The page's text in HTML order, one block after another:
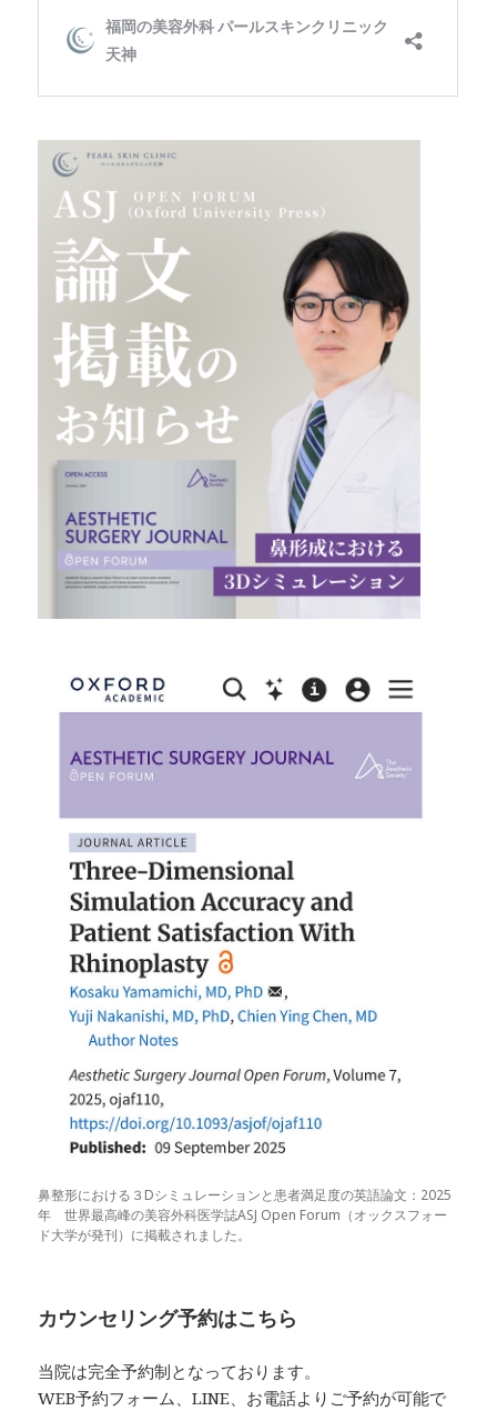
鼻整形における３Dシミュレーションと患者満足度の英語論文：2025
年 世界最高峰の美容外科医学誌ASJ Open Forum（オックスフォー
ド大学が発刊）に掲載されました。
カウンセリング予約はこちら
当院は完全予約制となっております。
WEB予約フォーム、LINE、お電話よりご予約が可能で